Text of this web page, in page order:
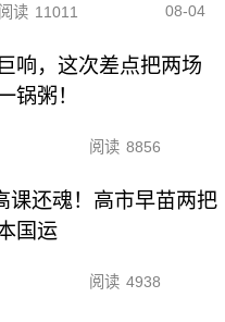
阅读 11011 08-04
响，这次差点把两场
锅粥！
阅读 8856
课还魂！高市早苗两把
国运
阅读 4938